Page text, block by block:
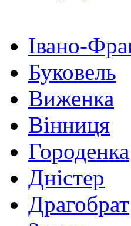
Івано-
Буковель
Виженка
Вінниця
Городенка
Дністер
Драгобрат